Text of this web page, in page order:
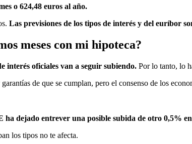
o 624,48 euros al año.
Las previsiones de los tipos de interés y del euríbor
meses con mi hipoteca?
interés oficiales van a seguir subiendo. Por lo tanto, lo
de que se cumplan, pero el consenso de los
ha dejado entrever una posible subida de otro 0,5%
los tipos no te afecta.